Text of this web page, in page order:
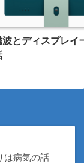
波とディスプレイ
は病気の話